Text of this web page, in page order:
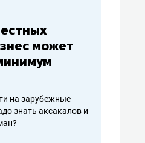
может
на зарубежные
знать аксакалов и